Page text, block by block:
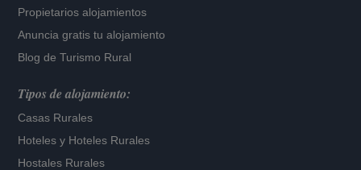
Propietarios alojamientos
Anuncia gratis tu alojamiento
Blog de Turismo Rural
Tipos de alojamiento:
Casas Rurales
Hoteles y Hoteles Rurales
Hostales Rurales